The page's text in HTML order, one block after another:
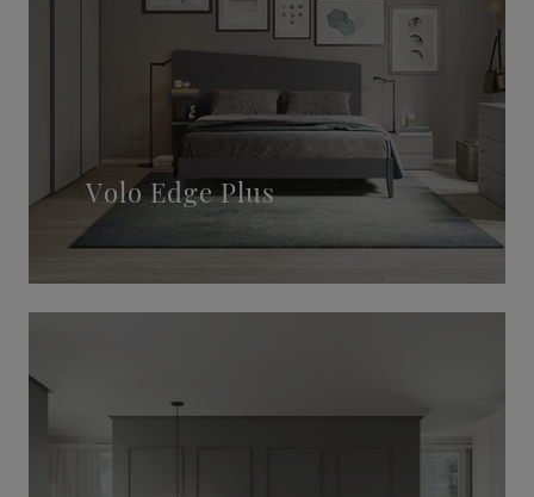
Volo Edge Plus